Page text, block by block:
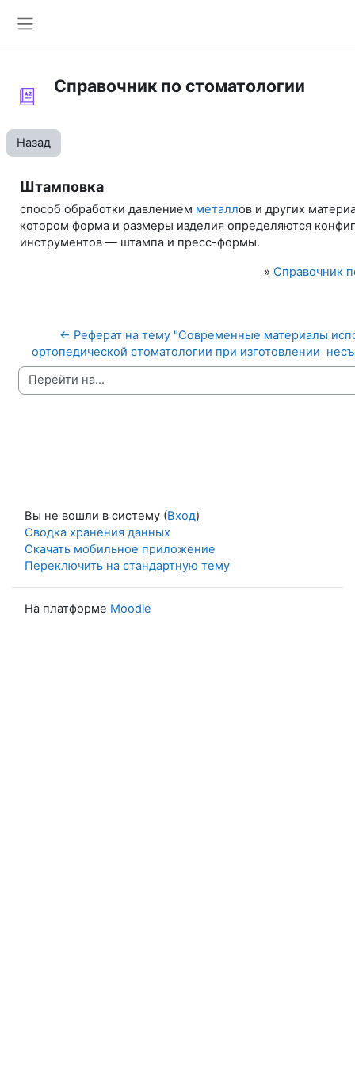
Справочник по стоматологии
Назад
Штамповка
способ обработки давлением металлов и других
котором форма и размеры изделия определяются
инструментов — штампа и пресс-формы.
» Справочник
← Реферат на тему "Современные материалы
ортопедической стоматологии при изготовлении
Перейти на...
Вы не вошли в систему (Вход)
Сводка хранения данных
Скачать мобильное приложение
Переключить на стандартную тему
На платформе Moodle